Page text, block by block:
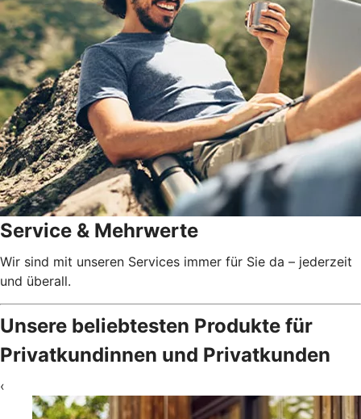
Service & Mehrwerte
Wir sind mit unseren Services immer für Sie da – jederzeit
und überall.
Unsere beliebtesten Produkte für
Privatkundinnen und Privatkunden
‹